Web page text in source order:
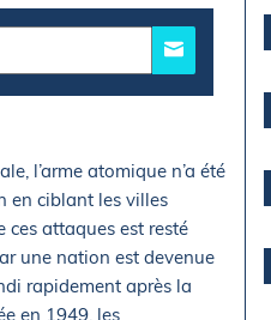
l’arme atomique n’a été
en ciblant les villes
ces attaques est resté
une nation est devenue
rapidement après la
en 1949, les